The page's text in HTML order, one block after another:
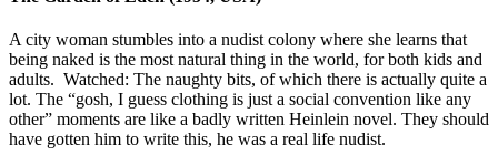
A city woman stumbles into a nudist colony where she learns that
being naked is the most natural thing in the world, for both kids and
adults. Watched: The naughty bits, of which there is actually quite a
lot. The “gosh, I guess clothing is just a social convention like any
other” moments are like a badly written Heinlein novel. They should
have gotten him to write this, he was a real life nudist.